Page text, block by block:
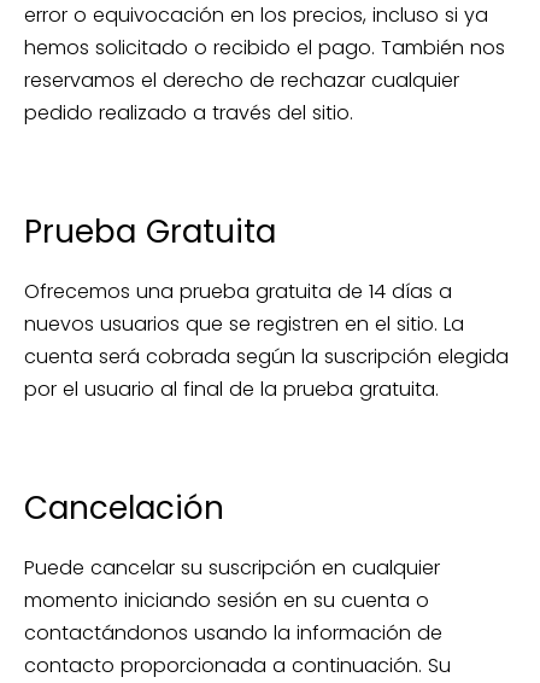
error o equivocación en los precios, incluso si ya
hemos solicitado o recibido el pago. También nos
reservamos el derecho de rechazar cualquier
pedido realizado a través del sitio.
Prueba Gratuita
Ofrecemos una prueba gratuita de 14 días a
nuevos usuarios que se registren en el sitio. La
cuenta será cobrada según la suscripción elegida
por el usuario al final de la prueba gratuita.
Cancelación
Puede cancelar su suscripción en cualquier
momento iniciando sesión en su cuenta o
contactándonos usando la información de
contacto proporcionada a continuación. Su